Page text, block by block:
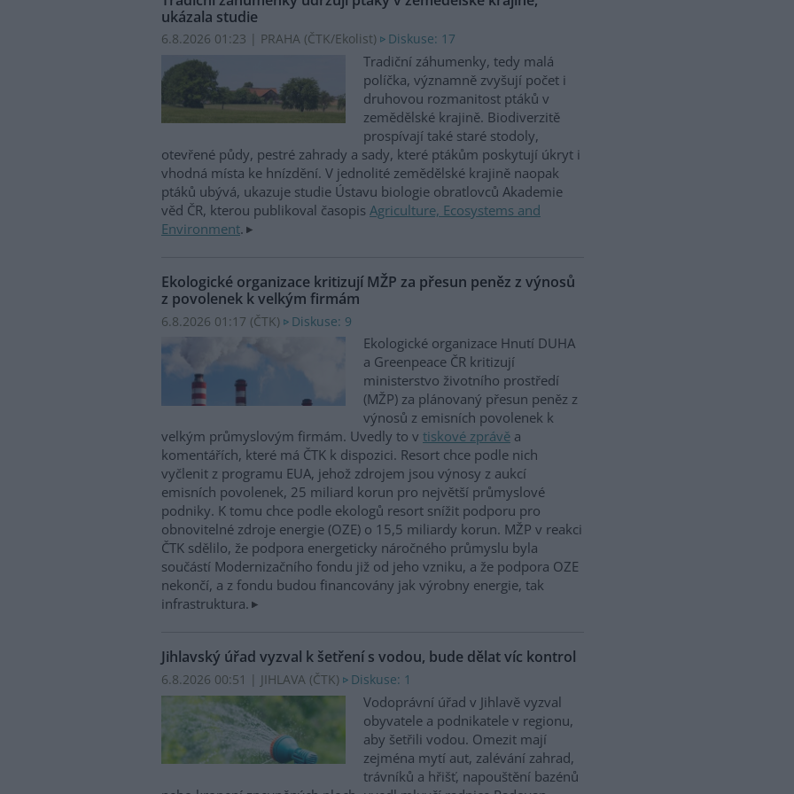
ukázala studie
6.8.2026 01:23 | PRAHA (ČTK/Ekolist) Diskuse: 17
Tradiční záhumenky, tedy malá
políčka, významně zvyšují počet i
druhovou rozmanitost ptáků v
zemědělské krajině. Biodiverzitě
prospívají také staré stodoly,
otevřené půdy, pestré zahrady a sady, které ptákům poskytují úkryt i
vhodná místa ke hnízdění. V jednolité zemědělské krajině naopak
ptáků ubývá, ukazuje studie Ústavu biologie obratlovců Akademie
věd ČR, kterou publikoval časopis Agriculture, Ecosystems and
Environment.
Ekologické organizace kritizují MŽP za přesun peněz z výnosů
z povolenek k velkým firmám
6.8.2026 01:17 (ČTK) Diskuse: 9
Ekologické organizace Hnutí DUHA
a Greenpeace ČR kritizují
ministerstvo životního prostředí
(MŽP) za plánovaný přesun peněz z
výnosů z emisních povolenek k
velkým průmyslovým firmám. Uvedly to v tiskové zprávě a
komentářích, které má ČTK k dispozici. Resort chce podle nich
vyčlenit z programu EUA, jehož zdrojem jsou výnosy z aukcí
emisních povolenek, 25 miliard korun pro největší průmyslové
podniky. K tomu chce podle ekologů resort snížit podporu pro
obnovitelné zdroje energie (OZE) o 15,5 miliardy korun. MŽP v reakci
ČTK sdělilo, že podpora energeticky náročného průmyslu byla
součástí Modernizačního fondu již od jeho vzniku, a že podpora OZE
nekončí, a z fondu budou financovány jak výrobny energie, tak
infrastruktura.
Jihlavský úřad vyzval k šetření s vodou, bude dělat víc kontrol
6.8.2026 00:51 | JIHLAVA (ČTK) Diskuse: 1
Vodoprávní úřad v Jihlavě vyzval
obyvatele a podnikatele v regionu,
aby šetřili vodou. Omezit mají
zejména mytí aut, zalévání zahrad,
trávníků a hřišť, napouštění bazénů